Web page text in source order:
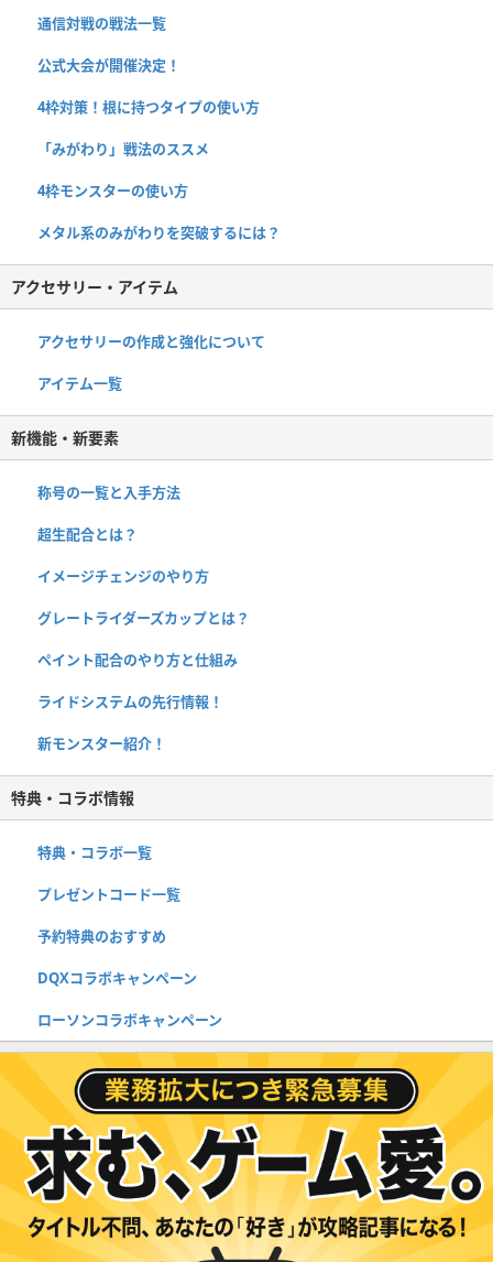
通信対戦の戦法一覧
公式大会が開催決定！
4枠対策！根に持つタイプの使い方
「みがわり」戦法のススメ
4枠モンスターの使い方
メタル系のみがわりを突破するには？
アクセサリー・アイテム
アクセサリーの作成と強化について
アイテム一覧
新機能・新要素
称号の一覧と入手方法
超生配合とは？
イメージチェンジのやり方
グレートライダーズカップとは？
ペイント配合のやり方と仕組み
ライドシステムの先行情報！
新モンスター紹介！
特典・コラボ情報
特典・コラボ一覧
プレゼントコード一覧
予約特典のおすすめ
DQXコラボキャンペーン
ローソンコラボキャンペーン